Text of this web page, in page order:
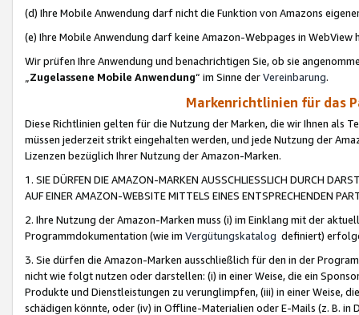
(d) Ihre Mobile Anwendung darf nicht die Funktion von Amazons
(e) Ihre Mobile Anwendung darf keine Amazon-Webpages in WebView
Wir prüfen Ihre Anwendung und benachrichtigen Sie, ob sie
„Zugelassene Mobile Anwendung“ im Sinne derVereinbarung.
Markenrichtlinien für das
Diese Richtlinien gelten für die Nutzung der Marken, die wir Ihnen als
müssen jederzeit strikt eingehalten werden, und jede Nutzung der
Lizenzen bezüglich Ihrer Nutzung der Amazon-Marken.
1. SIE DÜRFEN DIE AMAZON-MARKEN AUSSCHLIESSLICH DURCH
AUF EINER AMAZON-WEBSITE MITTELS EINES ENTSPRECHENDEN
2. Ihre Nutzung der Amazon-Marken muss (i) im Einklang mit der
Programmdokumentation (wie im Vergütungskatalog definiert)
3. Sie dürfen die Amazon-Marken ausschließlich für den in der
nicht wie folgt nutzen oder darstellen: (i) in einer Weise, die ein
Produkte und Dienstleistungen zu verunglimpfen, (iii) in einer Weise,
schädigen könnte, oder (iv) in Offline-Materialien oder E-Mails (z. B. in